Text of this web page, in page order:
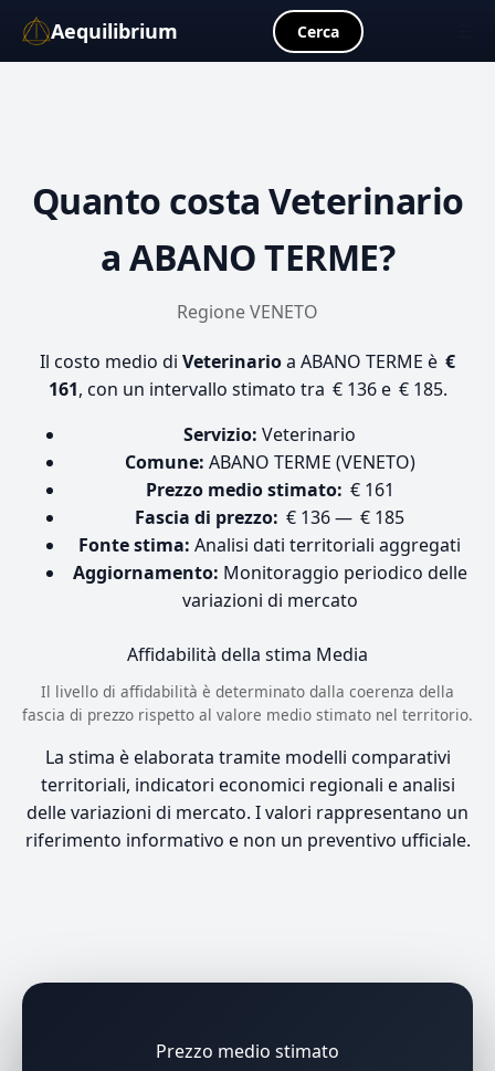
Aequilibrium Cerca
Quanto costa Veterinario
a ABANO TERME?
Regione VENETO
Il costo medio di Veterinarioa ABANO TERME è €
161, con un intervallo stimato tra € 136 e € 185.
Servizio: Veterinario
Comune: ABANO TERME (VENETO)
Prezzo medio stimato: € 161
Fascia di prezzo: € 136 — € 185
Fonte stima: Analisi dati territoriali aggregati
Aggiornamento: Monitoraggio periodico delle
variazioni di mercato
Affidabilità della stima Media
Il livello di affidabilità è determinato dalla coerenza della
fascia di prezzo rispetto al valore medio stimato nel territorio.
La stima è elaborata tramite modelli comparativi
territoriali, indicatori economici regionali e analisi
delle variazioni di mercato. I valori rappresentano un
riferimento informativo e non un preventivo ufficiale.
Prezzo medio stimato